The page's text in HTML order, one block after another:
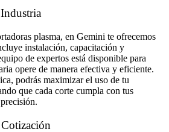
plasma, en Gemini te ofrecemos
instalación, capacitación y
de expertos está disponible para
opere de manera efectiva y eficiente.
podrás maximizar el uso de tu
que cada corte cumpla con tus